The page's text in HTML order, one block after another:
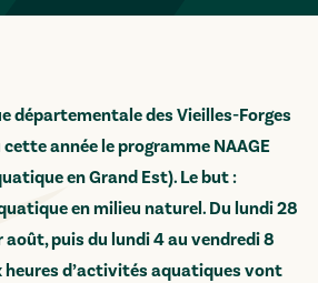
départementale des Vieilles-Forges
année le programme NAAGE
en Grand Est). Le but :
en milieu naturel. Du lundi 28
août, puis du lundi 4 au vendredi 8
heures d’activités aquatiques vont